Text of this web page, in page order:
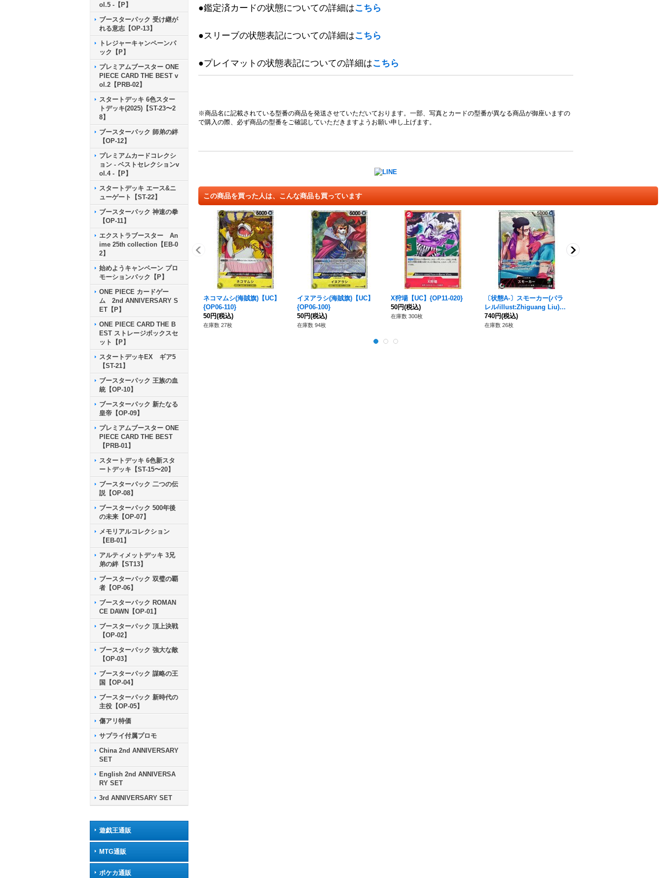
ol.5 -【P】
ブースターパック 受け継が
れる意志【OP-13】
トレジャーキャンペーンパ
ック【P】
プレミアムブースター ONE
PIECE CARD THE BEST v
ol.2【PRB-02】
スタートデッキ 6色スター
トデッキ(2025)【ST-23〜2
8】
ブースターパック 師弟の絆
【OP-12】
プレミアムカードコレクシ
ョン - ベストセレクションv
ol.4 -【P】
スタートデッキ エース&ニ
ューゲート【ST-22】
ブースターパック 神速の拳
【OP-11】
エクストラブースター An
ime 25th collection【EB-0
2】
始めようキャンペーン プロ
モーションパック【P】
ONE PIECE カードゲー
ム 2nd ANNIVERSARY S
ET【P】
ONE PIECE CARD THE B
EST ストレージボックスセ
ット【P】
スタートデッキEX ギア5
【ST-21】
ブースターパック 王族の血
統【OP-10】
ブースターパック 新たなる
皇帝【OP-09】
プレミアムブースター ONE
PIECE CARD THE BEST
【PRB-01】
スタートデッキ 6色新スタ
ートデッキ【ST-15〜20】
ブースターパック 二つの伝
説【OP-08】
ブースターパック 500年後
の未来【OP-07】
メモリアルコレクション
【EB-01】
アルティメットデッキ 3兄
弟の絆【ST13】
ブースターパック 双璧の覇
者【OP-06】
ブースターパック ROMAN
CE DAWN【OP-01】
ブースターパック 頂上決戦
【OP-02】
ブースターパック 強大な敵
【OP-03】
ブースターパック 謀略の王
国【OP-04】
ブースターパック 新時代の
主役【OP-05】
傷アリ特価
サプライ付属プロモ
China 2nd ANNIVERSARY
SET
English 2nd ANNIVERSA
RY SET
3rd ANNIVERSARY SET
遊戯王通販
MTG通販
ポケカ通販
●鑑定済カードの状態についての詳細はこちら
●スリーブの状態表記についての詳細はこちら
●プレイマットの状態表記についての詳細はこちら
※商品名に記載されている型番の商品を発送させていただいております。一部、写真とカードの型番が異なる商品が御座いますの
で購入の際、必ず商品の型番をご確認していただきますようお願い申し上げます。
この商品を買った人は、こんな商品も買っています
ネコマムシ(海賊旗)【UC】
{OP06-110}
50円(税込)
在庫数 27枚
イヌアラシ(海賊旗)【UC】
{OP06-100}
50円(税込)
在庫数 94枚
X狩場【UC】{OP11-020}
50円(税込)
在庫数 300枚
〔状態A-〕スモーカー(パラ
レル/illust:Zhiguang Liu)
【L/P】{OP10-001}
740円(税込)
在庫数 26枚